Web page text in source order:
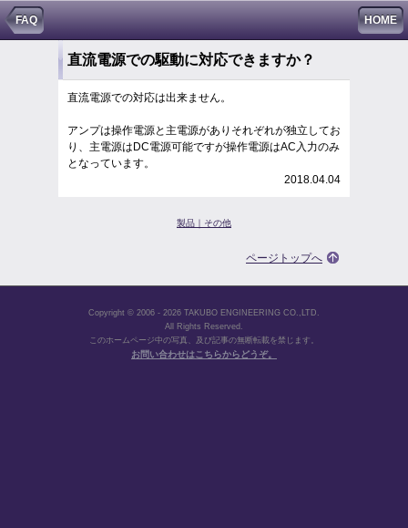
HOME
FAQ
直流電源での駆動に対応できますか？
（防爆モータ）
直流電源での対応は出来ません。
アンプは操作電源と主電源がありそれぞれが独立してお
り、主電源はDC電源可能ですが操作電源はAC入力のみ
となっています。
2018.04.04
製品｜その他
ページトップへ
Copyright © 2006 - 2026 TAKUBO ENGINEERING CO.,LTD.
All Rights Reserved.
このホームページ中の写真、及び記事の無断転載を禁じます。
お問い合わせはこちらからどうぞ。